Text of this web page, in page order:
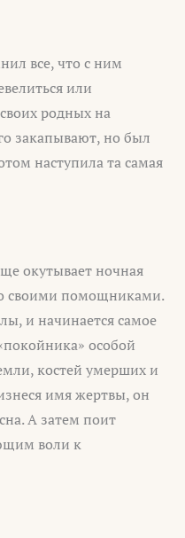
все, что с ним
или
родных на
закапывают, но был
наступила та самая
окутывает ночная
своими помощниками.
и начинается самое
особой
костей умерших и
имя жертвы, он
А затем поит
воли к